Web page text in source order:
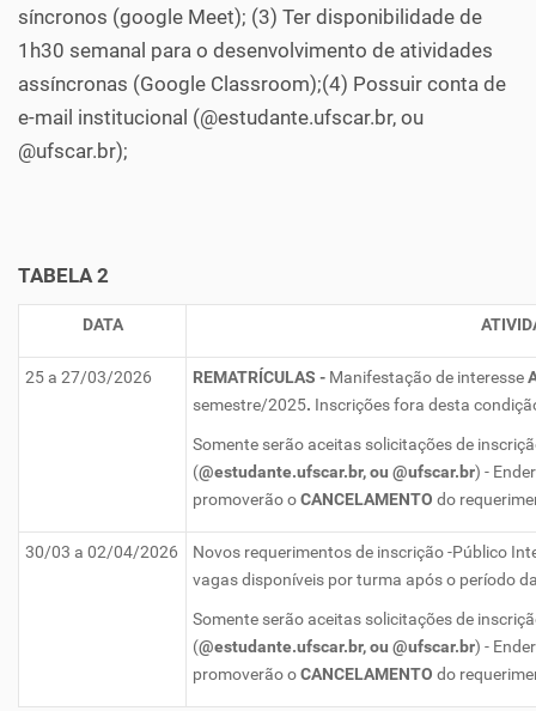
síncronos (google Meet); (3) Ter disponibilidade de
1h30 semanal para o desenvolvimento de atividades
assíncronas (Google Classroom);(4) Possuir conta de
e-mail institucional (@estudante.ufscar.br, ou
@ufscar.br);
TABELA 2
DATA
25 a 27/03/2026 REMATRÍCULAS - Manifestação de interesse
semestre/2025. Inscrições fora desta
Somente serão aceitas solicitações de
(@estudante.ufscar.br, ou @ufscar.br) -
promoverão oCANCELAMENTO do
30/03 a 02/04/2026
Novos requerimentos de inscrição -Público
vagas disponíveis por turma após o período
Somente serão aceitas solicitações de
(@estudante.ufscar.br, ou @ufscar.br) -
promoverão oCANCELAMENTO do